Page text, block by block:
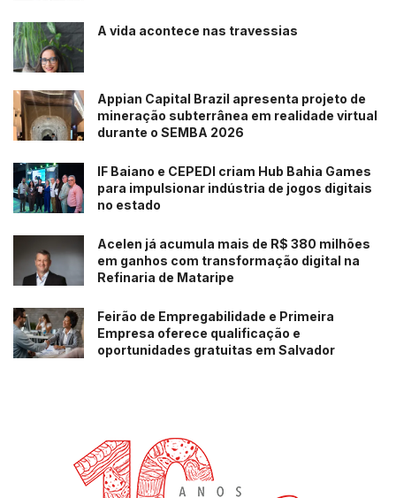
A vida acontece nas travessias
Appian Capital Brazil apresenta projeto de
mineração subterrânea em realidade virtual
durante o SEMBA 2026
IF Baiano e CEPEDI criam Hub Bahia Games
para impulsionar indústria de jogos digitais
no estado
Acelen já acumula mais de R$ 380 milhões
em ganhos com transformação digital na
Refinaria de Mataripe
Feirão de Empregabilidade e Primeira
Empresa oferece qualificação e
oportunidades gratuitas em Salvador